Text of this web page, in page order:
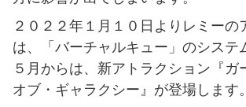
２０２２年１月１０日よりレミーの
は、「バーチャルキュー」のシステ
５月からは、新アトラクション『ガ
オブ・ギャラクシー』が登場します。